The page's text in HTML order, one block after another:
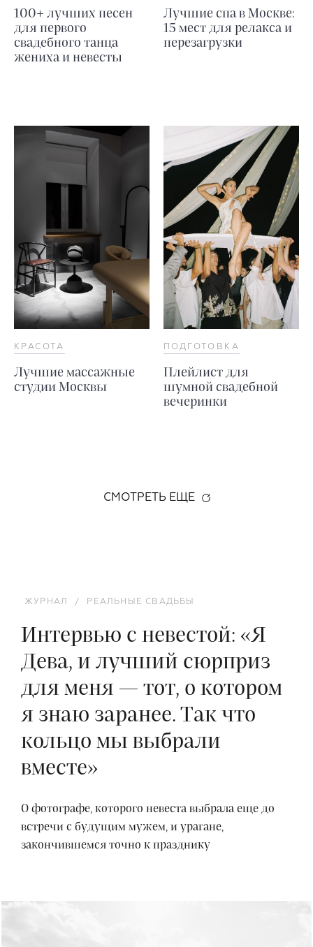
100+ лучших песен
для первого
свадебного танца
жениха и невесты
Лучшие спа в Москве:
15 мест для релакса и
перезагрузки
КРАСОТА
Лучшие массажные
студии Москвы
ПОДГОТОВКА
Плейлист для
шумной свадебной
вечеринки
СМОТРЕТЬ ЕЩЕ
ЖУРНАЛ / РЕАЛЬНЫЕ СВАДЬБЫ
Интервью с невестой: «Я
Дева, и лучший сюрприз
для меня — тот, о котором
я знаю заранее. Так что
кольцо мы выбрали
вместе»
О фотографе, которого невеста выбрала еще до
встречи с будущим мужем, и урагане,
закончившемся точно к празднику